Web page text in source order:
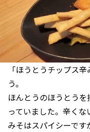
「ほうとうチップス
う。
ほんとうのほうとう
っていました。辛く
みそはスパイシーで